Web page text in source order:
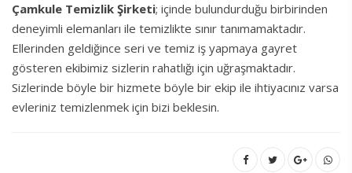
Çamkule Temizlik Şirketi; içinde bulundurduğu birbirinden
deneyimli elemanları ile temizlikte sınır tanımamaktadır.
Ellerinden geldiğince seri ve temiz iş yapmaya gayret
gösteren ekibimiz sizlerin rahatlığı için uğraşmaktadır.
Sizlerinde böyle bir hizmete böyle bir ekip ile ihtiyacınız varsa
evleriniz temizlenmek için bizi beklesin.